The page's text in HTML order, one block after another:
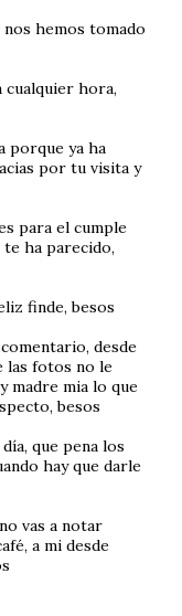
nos hemos tomado
cualquier hora,
porque ya ha
por tu visita y
para el cumple
te ha parecido,
finde, besos
desde
las fotos no le
madre mia lo que
besos
que pena los
hay que darle
vas a notar
a mi desde